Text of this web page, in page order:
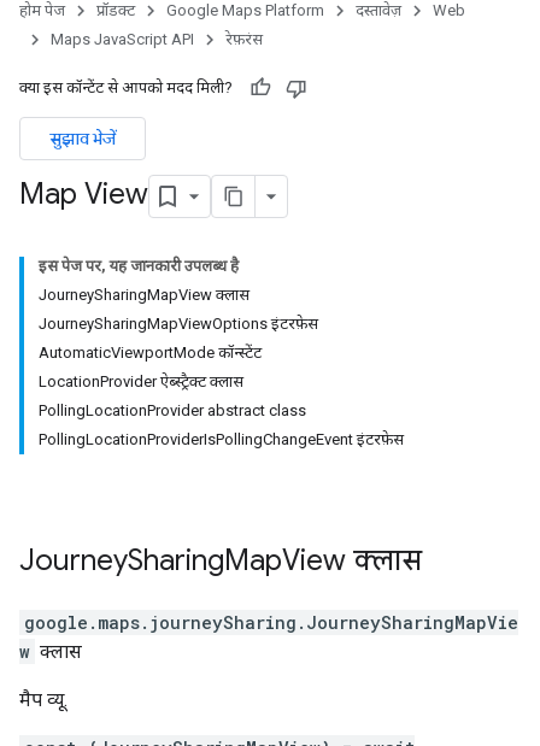
होम पेज प्रॉडक्ट Google Maps Platform दस्तावेज़
Web
Maps JavaScript API
रेफ़रंस
क्या इस कॉन्टेंट से आपको मदद मिली?
सुझाव भेजें
Map View
इस पेज पर, यह जानकारी उपलब्ध है
JourneySharingMapView क्लास
JourneySharingMapViewOptions इंटरफ़ेस
AutomaticViewportMode कॉन्स्टेंट
LocationProvider ऐब्स्ट्रैक्ट क्लास
PollingLocationProvider abstract class
PollingLocationProviderIsPollingChangeEvent इंटरफ़ेस
JourneySharingMapView क्लास
google.maps.journeySharing . JourneySharingMapVie
w क्लास
मैप व्यू.